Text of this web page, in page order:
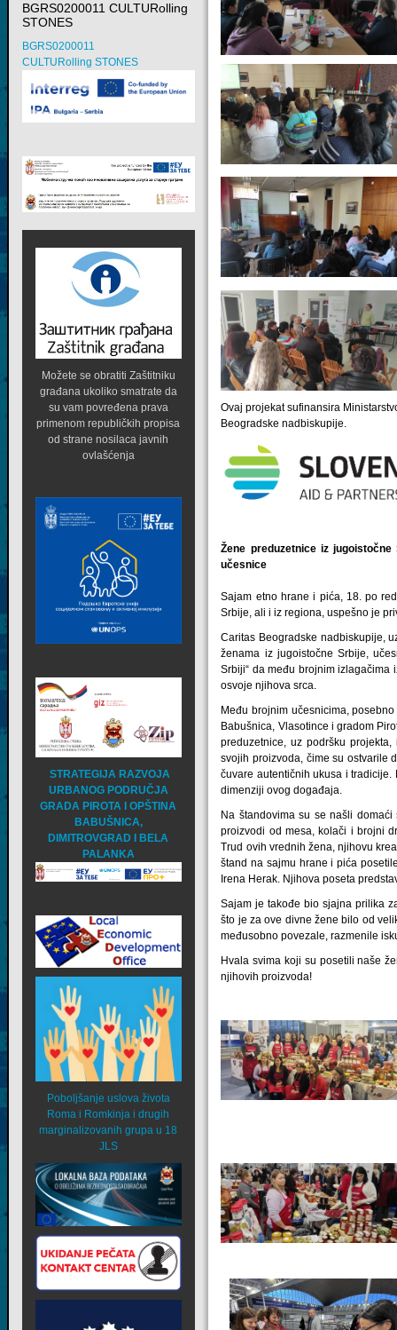
Ovaj projekat sufinansira
Beogradske nadbiskupije.
Žene preduzetnice iz
učesnice
Sajam etno hrane i pića, 18. po
Srbije, ali i iz regiona, uspešno je
Caritas Beogradske nadbiskupije,
ženama iz jugoistočne Srbije,
Srbiji“ da među brojnim
osvoje njihova srca.
Među brojnim učesnicima,
Babušnica, Vlasotince i gradom
preduzetnice, uz podršku
svojih proizvoda, čime su ostvarile
čuvare autentičnih ukusa i
dimenziji ovog događaja.
Na štandovima su se našli
proizvodi od mesa, kolači i brojni
Trud ovih vrednih žena, njihovu
štand na sajmu hrane i pića
Irena Herak. Njihova poseta
Sajam je takođe bio sjajna prilika
što je za ove divne žene bilo od
međusobno povezale, razmenile
Hvala svima koji su posetili naše
njihovih proizvoda!
BGRS0200011 CULTURolling
STONES
BGRS0200011
CULTURolling STONES
Možete se obratiti Zaštitniku
građana ukoliko smatrate da
su vam povređena prava
primenom republičkih propisa
od strane nosilaca javnih
ovlašćenja
STRATEGIJA RAZVOJA
URBANOG PODRUČJA
GRADA PIROTA I OPŠTINA
BABUŠNICA,
DIMITROVGRAD I BELA
PALANKA
Poboljšanje uslova života
Roma i Romkinja i drugih
marginalizovanih grupa u 18
JLS